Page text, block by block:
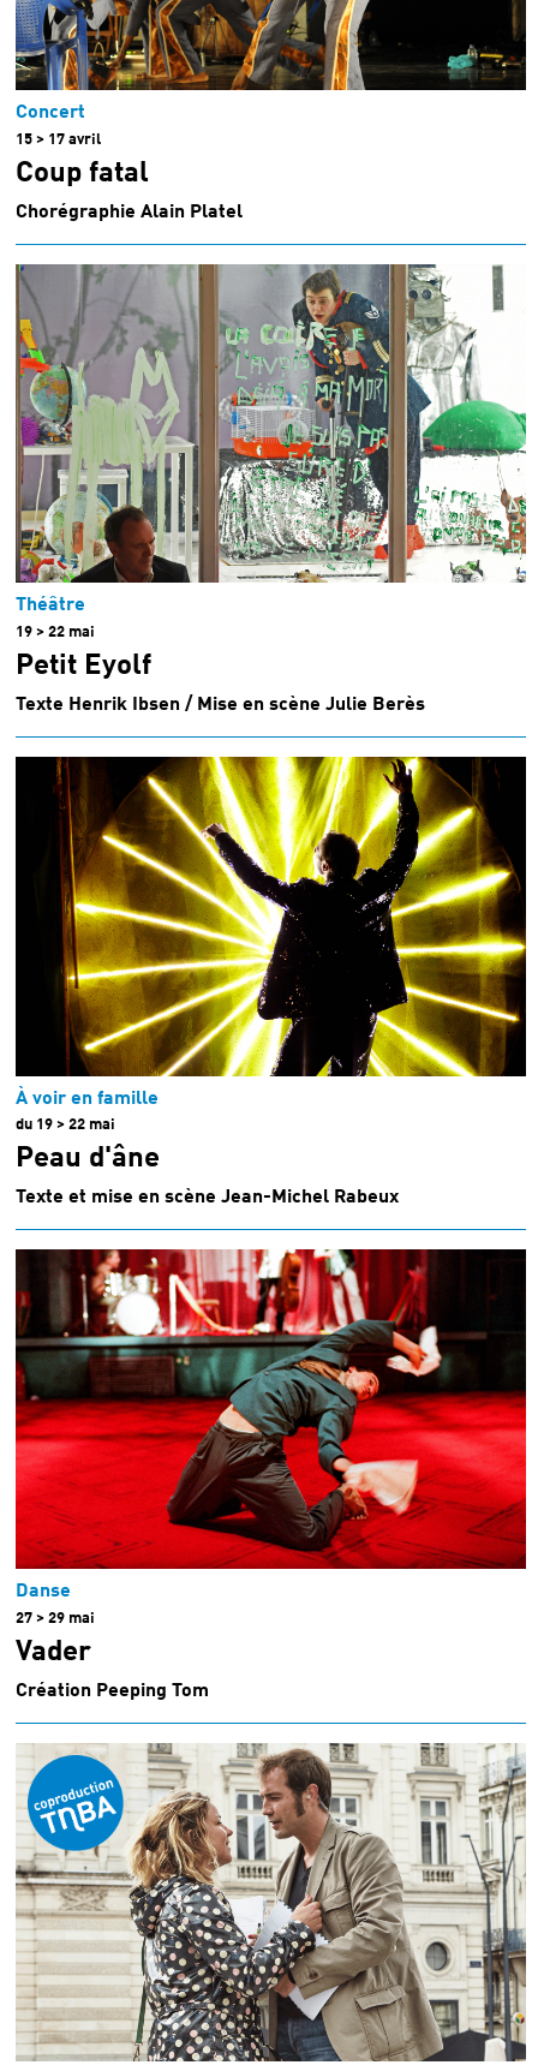
Concert
15 > 17 avril
Coup fatal
Chorégraphie Alain Platel
Théâtre
19 > 22 mai
Petit Eyolf
Texte Henrik Ibsen / Mise en scène Julie Berès
À voir en famille
du 19 > 22 mai
Peau d'âne
Texte et mise en scène Jean-Michel Rabeux
Danse
27 > 29 mai
Vader
Création Peeping Tom